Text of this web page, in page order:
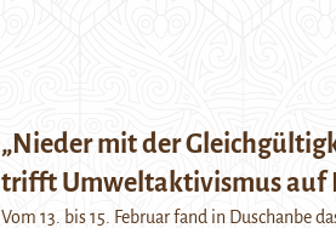
„Nieder mit der
trifft Umweltaktivismus auf
Vom 13. bis 15. Februar fand in Duschanbe